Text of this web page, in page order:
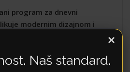
program za dnevni
modernim dizajnom i
što stvara elegantan i
×
Naš standard.